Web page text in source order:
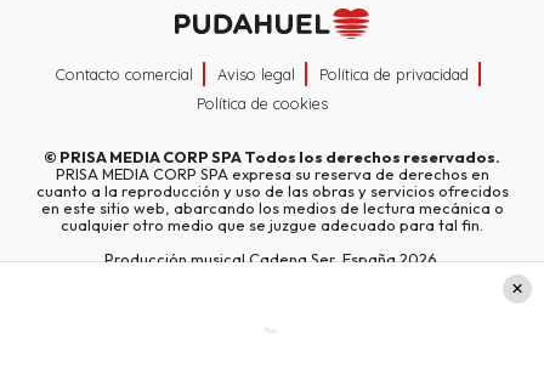
Contacto comercial Aviso legal
Política de privacidad
Política de cookies
© PRISA MEDIA CORP SPATodos los derechos reservados.
PRISA MEDIA CORP SPA expresa su reserva de derechos en
cuanto a la reproducción y uso de las obras y servicios ofrecidos
en este sitio web, abarcando los medios de lectura mecánica o
cualquier otro medio que se juzgue adecuado para tal fin.
Producción musical Cadena Ser, España 2026.